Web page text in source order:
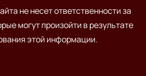
не несет ответственности за
могут произойти в результате
этой информации.